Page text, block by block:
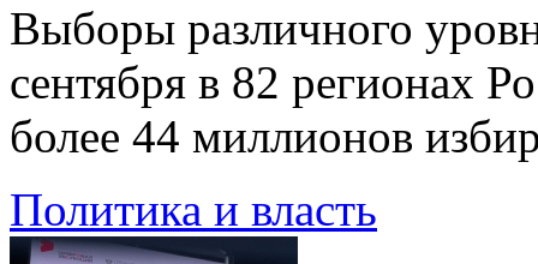
Выборы различного
сентября в 82 регионах
более 44 миллионов
Политика и власть